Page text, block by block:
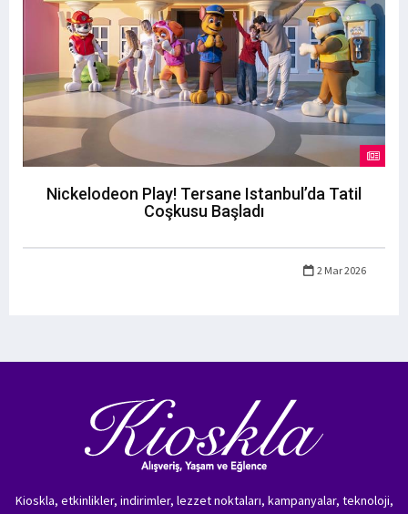
Nickelodeon Play! Tersane Istanbul’da Tatil
Coşkusu Başladı
2 Mar 2026
Kioskla, etkinlikler, indirimler, lezzet noktaları, kampanyalar, teknoloji,